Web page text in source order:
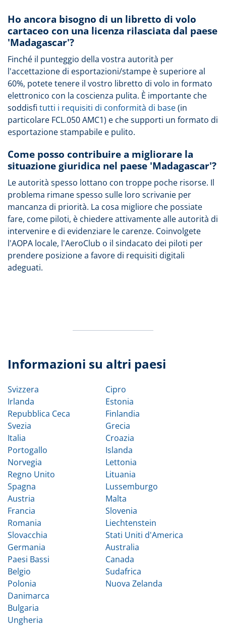
Ho ancora bisogno di un libretto di volo
cartaceo con una licenza rilasciata dal paese
'Madagascar'?
Finché il punteggio della vostra autorità per
l'accettazione di esportazioni/stampe è superiore al
60%, potete tenere il vostro libretto di volo in formato
elettronico con la coscienza pulita. È importante che
soddisfi tutti i requisiti di conformità di base(in
particolare FCL.050 AMC1) e che supporti un formato di
esportazione stampabile e pulito.
Come posso contribuire a migliorare la
situazione giuridica nel paese 'Madagascar'?
Le autorità spesso lottano con troppe poche risorse. Il
problema rimane spesso sulle loro scrivanie per
mancanza di priorità. La cosa migliore che possiate
fare, come piloti, è chiedere attivamente alle autorità di
intervenire e di evidenziare le carenze. Coinvolgete
l'AOPA locale, l'AeroClub o il sindacato dei piloti per
prendere posizione a favore di requisiti digitali
adeguati.
Informazioni su altri paesi
Svizzera
Irlanda
Repubblica Ceca
Svezia
Italia
Portogallo
Norvegia
Regno Unito
Spagna
Austria
Francia
Romania
Slovacchia
Germania
Paesi Bassi
Belgio
Polonia
Danimarca
Bulgaria
Ungheria
Cipro
Estonia
Finlandia
Grecia
Croazia
Islanda
Lettonia
Lituania
Lussemburgo
Malta
Slovenia
Liechtenstein
Stati Uniti d'America
Australia
Canada
Sudafrica
Nuova Zelanda